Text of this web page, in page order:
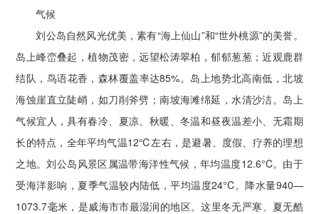
气候
刘公岛自然风光优美，素有“海上仙山”和“世外桃源”的美誉。
岛上峰峦叠起，植物茂密，远望松涛翠柏，郁郁葱葱；近观鹿群
结队，鸟语花香，森林覆盖率达85%。岛上地势北高南低，北坡
海蚀崖直立陡峭，如刀削斧劈；南坡海滩绵延，水清沙洁。岛上
气候宜人，具有春冷、夏凉、秋暖、冬温和昼夜温差小、无霜期
长的特点，全年平均气温12℃左右，是避暑、度假、疗养的理想
之地。刘公岛风景区属温带海洋性气候，年均温度12.6°C。由于
受海洋影响，夏季气温较内陆低，平均温度24°C。降水量940—
1073.7毫米，是威海市市最湿润的地区。这里冬无严寒、夏无酷